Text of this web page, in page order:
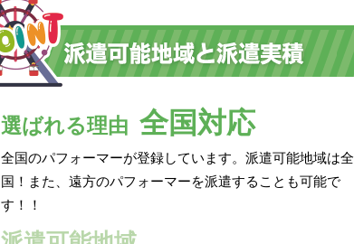
選ばれる理由 全国対応
全国のパフォーマーが登録しています。派遣可能地域は全
国！また、遠方のパフォーマーを派遣することも可能で
す！！